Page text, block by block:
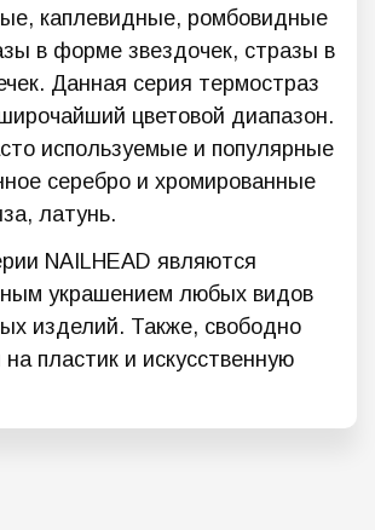
каплевидные, ромбовидные
в форме звездочек, стразы в
Данная серия термостраз
цветовой диапазон.
используемые и популярные
серебро и хромированные
латунь.
NAILHEAD являются
украшением любых видов
изделий. Также, свободно
на пластик и искусственную